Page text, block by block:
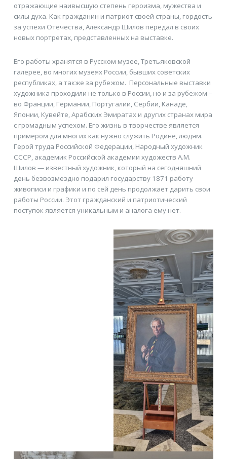
отражающие наивысшую степень героизма, мужества и
силы духа. Как гражданин и патриот своей страны, гордость
за успехи Отечества, Александр Шилов передал в своих
новых портретах, представленных на выставке.
Его работы хранятся в Русском музее, Третьяковской
галерее, во многих музеях России, бывших советских
республиках, а также за рубежом. Персональные выставки
художника проходили не только в России, но и за рубежом –
во Франции, Германии, Португалии, Сербии, Канаде,
Японии, Кувейте, Арабских Эмиратах и других странах мира
с громадным успехом. Его жизнь в творчестве является
примером для многих как нужно служить Родине, людям.
Герой труда Российской Федерации, Народный художник
СССР, академик Российской академии художеств А.М.
Шилов — известный художник, который на сегодняшний
день безвозмездно подарил государству 1871 работу
живописи и графики и по сей день продолжает дарить свои
работы России. Этот гражданский и патриотический
поступок является уникальным и аналога ему нет.